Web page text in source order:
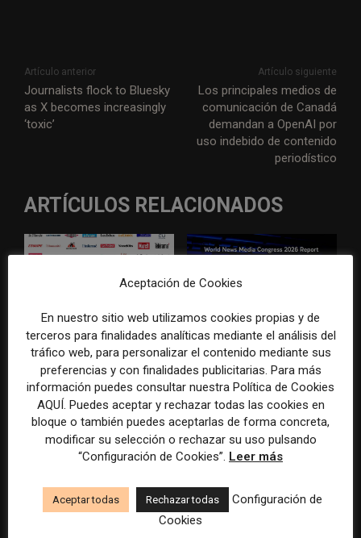
Artículo anterior
Journalists flock to Bluesky
as X becomes increasingly
‘toxic’
Artículo siguiente
Los principales medios de
comunicación de Canadá
demandan a OpenAI por
uso indebido de contenido
periodístico
ARTÍCULOS RELACIONADOS
El gran problema
tecnológico de los medios ya
no es la falta de
herramientas, sino su
desconexión
WAN-IFRA reúne las
principales estrategias de los
medios ante la IA, la pérdida
de ingresos y los cambios de
consumo
Aceptación de Cookies
En nuestro sitio web utilizamos cookies propias y de
terceros para finalidades analíticas mediante el análisis del
tráfico web, para personalizar el contenido mediante sus
preferencias y con finalidades publicitarias. Para más
información puedes consultar nuestra Política de Cookies
AQUÍ. Puedes aceptar y rechazar todas las cookies en
bloque o también puedes aceptarlas de forma concreta,
modificar su selección o rechazar su uso pulsando
“Configuración de Cookies”. Leer más
Aceptar todas Rechazar todas
Configuración de
Cookies